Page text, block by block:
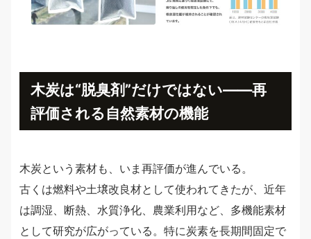
木炭は“脱臭剤”だけではない――再
評価される自然素材の機能
木炭という素材も、いま再評価が進んでいる。
古くは燃料や土壌改良材として使われてきたが、近年
は調湿、断熱、水質浄化、農業利用など、多機能素材
として研究が広がっている。特に炭素を長期間固定で